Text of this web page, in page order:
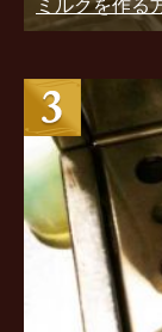
ミルクを作る